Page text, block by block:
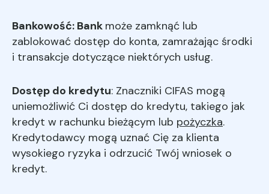
Bankowość: Bank może zamknąć lub
zablokować dostęp do konta, zamrażając środki
i transakcje dotyczące niektórych usług.
Dostęp do kredytu: Znaczniki CIFAS mogą
uniemożliwić Ci dostęp do kredytu, takiego jak
kredyt w rachunku bieżącym lub pożyczka.
Kredytodawcy mogą uznać Cię za klienta
wysokiego ryzyka i odrzucić Twój wniosek o
kredyt.